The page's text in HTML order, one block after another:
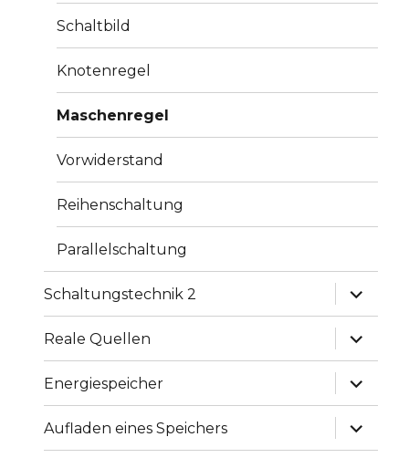
Schaltbild
Knotenregel
Maschenregel
Vorwiderstand
Reihenschaltung
Parallelschaltung
Schaltungstechnik 2
Reale Quellen
Energiespeicher
Aufladen eines Speichers